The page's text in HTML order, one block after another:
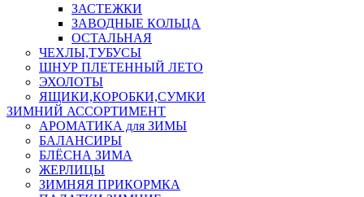
ЗАСТЕЖКИ
ЗАВОДНЫЕ КОЛЬЦА
ОСТАЛЬНАЯ
ЧЕХЛЫ,ТУБУСЫ
ШНУР ПЛЕТЕННЫЙ ЛЕТО
ЭХОЛОТЫ
ЯЩИКИ,КОРОБКИ,СУМКИ
ЗИМНИЙ АССОРТИМЕНТ
АРОМАТИКА для ЗИМЫ
БАЛАНСИРЫ
БЛЁСНА ЗИМА
ЖЕРЛИЦЫ
ЗИМНЯЯ ПРИКОРМКА